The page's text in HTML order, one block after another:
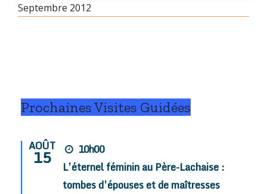
Septembre 2012
Prochaines Visites Guidées
AOÛT
15
10h00
L’éternel féminin au Père-Lachaise :
tombes d’épouses et de maîtresses